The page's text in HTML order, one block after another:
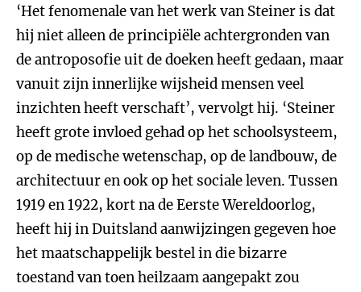
‘Het fenomenale van het werk van Steiner is dat
hij niet alleen de principiële achtergronden van
de antroposofie uit de doeken heeft gedaan, maar
vanuit zijn innerlijke wijsheid mensen veel
inzichten heeft verschaft’, vervolgt hij. ‘Steiner
heeft grote invloed gehad op het schoolsysteem,
op de medische wetenschap, op de landbouw, de
architectuur en ook op het sociale leven. Tussen
1919 en 1922, kort na de Eerste Wereldoorlog,
heeft hij in Duitsland aanwijzingen gegeven hoe
het maatschappelijk bestel in die bizarre
toestand van toen heilzaam aangepakt zou